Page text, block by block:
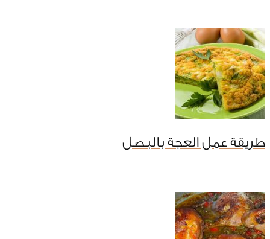
طريقة عمل العجة بالبصل